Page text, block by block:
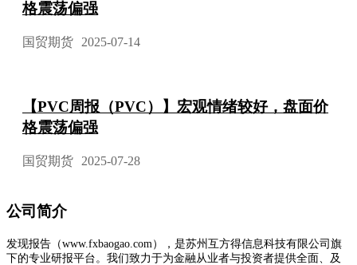
格震荡偏强
国贸期货 2025-07-14
【PVC周报（PVC）】宏观情绪较好，盘面价
格震荡偏强
国贸期货 2025-07-28
公司简介
发现报告（www.fxbaogao.com），是苏州互方得信息科技有限公司旗
下的专业研报平台。我们致力于为金融从业者与投资者提供全面、及